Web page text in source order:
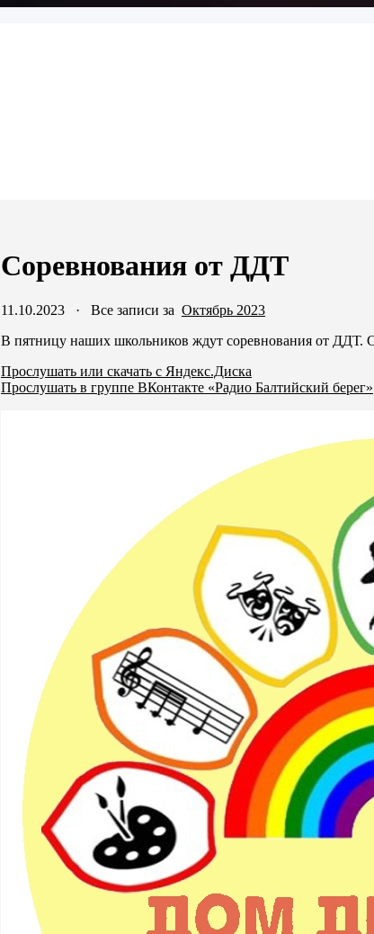
Соревнования от ДДТ
11.10.2023 · Все записи за Октябрь 2023
В пятницу наших школьников ждут соревнования от ДДТ.
Прослушать или скачать с Яндекс.Диска
Прослушать в группе ВКонтакте «Радио Балтийский берег»